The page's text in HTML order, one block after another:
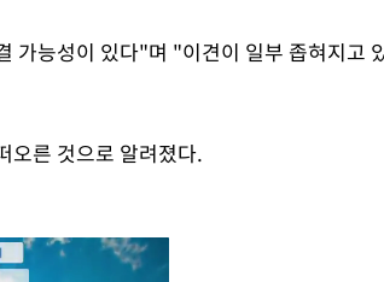
가능성이 있다"며 "이견이 일부 좁혀지고
오른 것으로 알려졌다.